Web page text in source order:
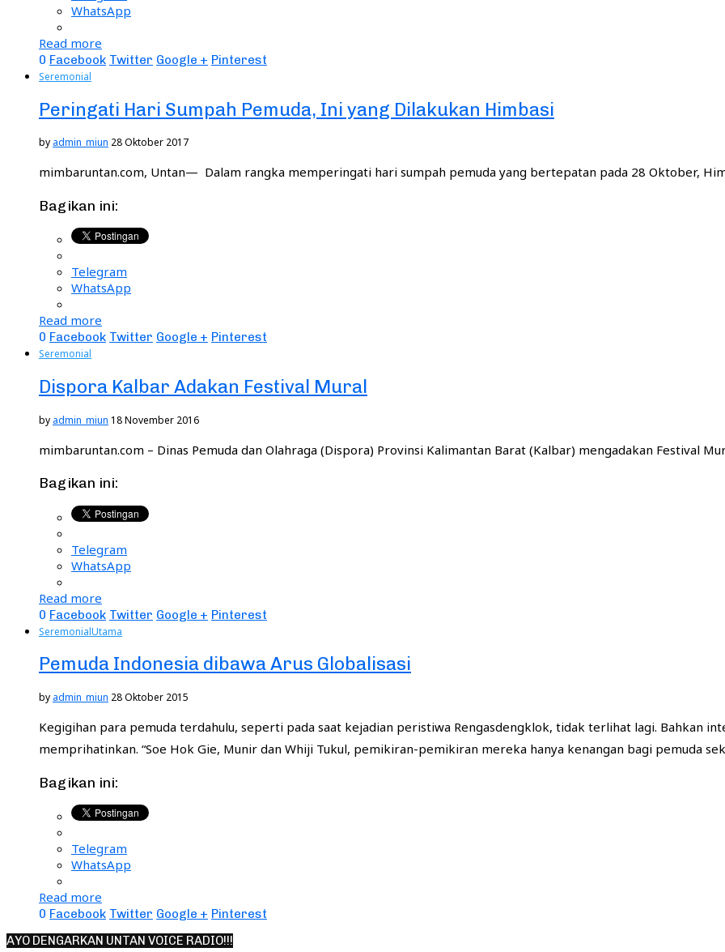
WhatsApp
Read more
0 Facebook Twitter Google + Pinterest
Seremonial
Peringati Hari Sumpah Pemuda, Ini yang Dilakukan Himbasi
by admin_miun 28 Oktober 2017
mimbaruntan.com, Untan— Dalam rangka memperingati hari sumpah pemuda yang bertepatan pada 28 Oktober,
Bagikan ini:
Telegram
WhatsApp
Read more
0 Facebook Twitter Google + Pinterest
Seremonial
Dispora Kalbar Adakan Festival Mural
by admin_miun 18 November 2016
mimbaruntan.com – Dinas Pemuda dan Olahraga (Dispora) Provinsi Kalimantan Barat (Kalbar) mengadakan Festival
Bagikan ini:
Telegram
WhatsApp
Read more
0 Facebook Twitter Google + Pinterest
SeremonialUtama
Pemuda Indonesia dibawa Arus Globalisasi
by admin_miun 28 Oktober 2015
Kegigihan para pemuda terdahulu, seperti pada saat kejadian peristiwa Rengasdengklok, tidak terlihat lagi. Bahkan
memprihatinkan. “Soe Hok Gie, Munir dan Whiji Tukul, pemikiran-pemikiran mereka hanya kenangan bagi pemuda
Bagikan ini:
Telegram
WhatsApp
Read more
0 Facebook Twitter Google + Pinterest
AYO DENGARKAN UNTAN VOICE RADIO!!!